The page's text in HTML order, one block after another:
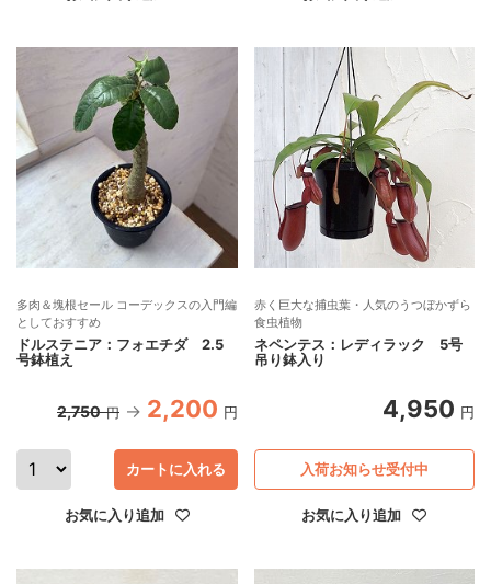
多肉＆塊根セール コーデックスの入門編
としておすすめ
ドルステニア：フォエチダ 2.5
号鉢植え
2,750 円 2,200 円
お気に入り追加
カートに入れる
赤く巨大な捕虫葉・人気のうつぼかずら
食虫植物
ネペンテス：レディラック 5号
吊り鉢入り
4,950 円
お気に入り追加
入荷お知らせ受付中